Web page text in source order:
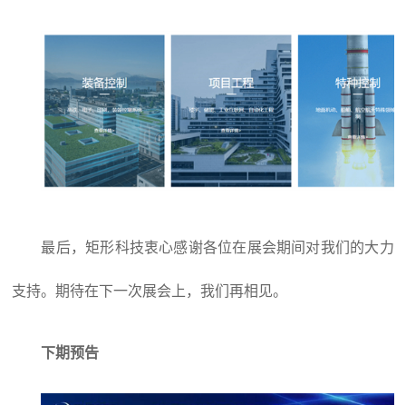
最后，矩形科技衷心感谢各位在展会期间对我们的大力
支持。期待在下一次展会上，我们再相见。
下期预告